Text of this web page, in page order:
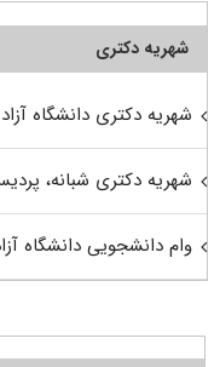
شهریه دکتری
شهریه دکتری دانشگاه آزاد
شهریه دکتری شبانه،
وام دانشجویی دانشگاه